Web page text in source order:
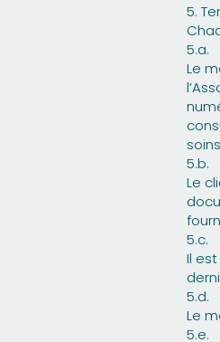
5.
5.a.
Le
5.b.
Le
5.c.
Il
5.d.
Le
5.e.